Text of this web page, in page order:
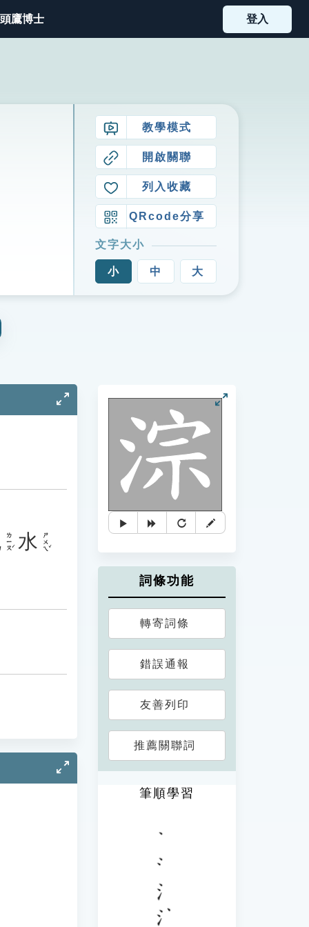
鷹博士 登入
教學模式
開啟關聯
列入收藏
QRcode分享
文字大小
小 中 大
ㄌㄧㄡˊ 水 ㄕㄨㄟˇ
詞條功能
轉寄詞條
錯誤通報
友善列印
推薦關聯詞
筆順學習